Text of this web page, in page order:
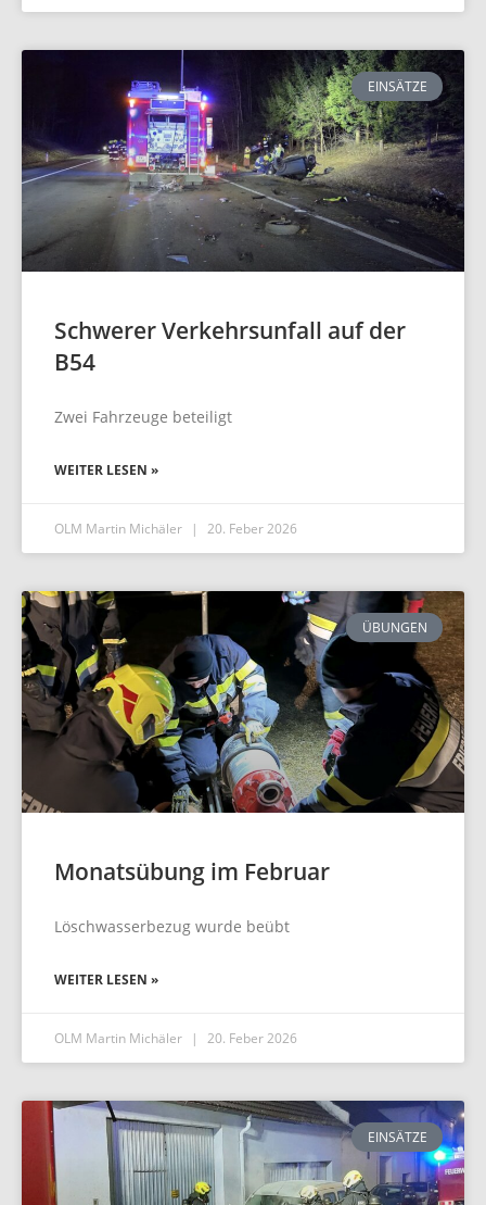
EINSÄTZE
Schwerer Verkehrsunfall auf der
B54
Zwei Fahrzeuge beteiligt
WEITER LESEN »
OLM Martin Michäler 20. Feber 2026
ÜBUNGEN
Monatsübung im Februar
Löschwasserbezug wurde beübt
WEITER LESEN »
OLM Martin Michäler 20. Feber 2026
EINSÄTZE